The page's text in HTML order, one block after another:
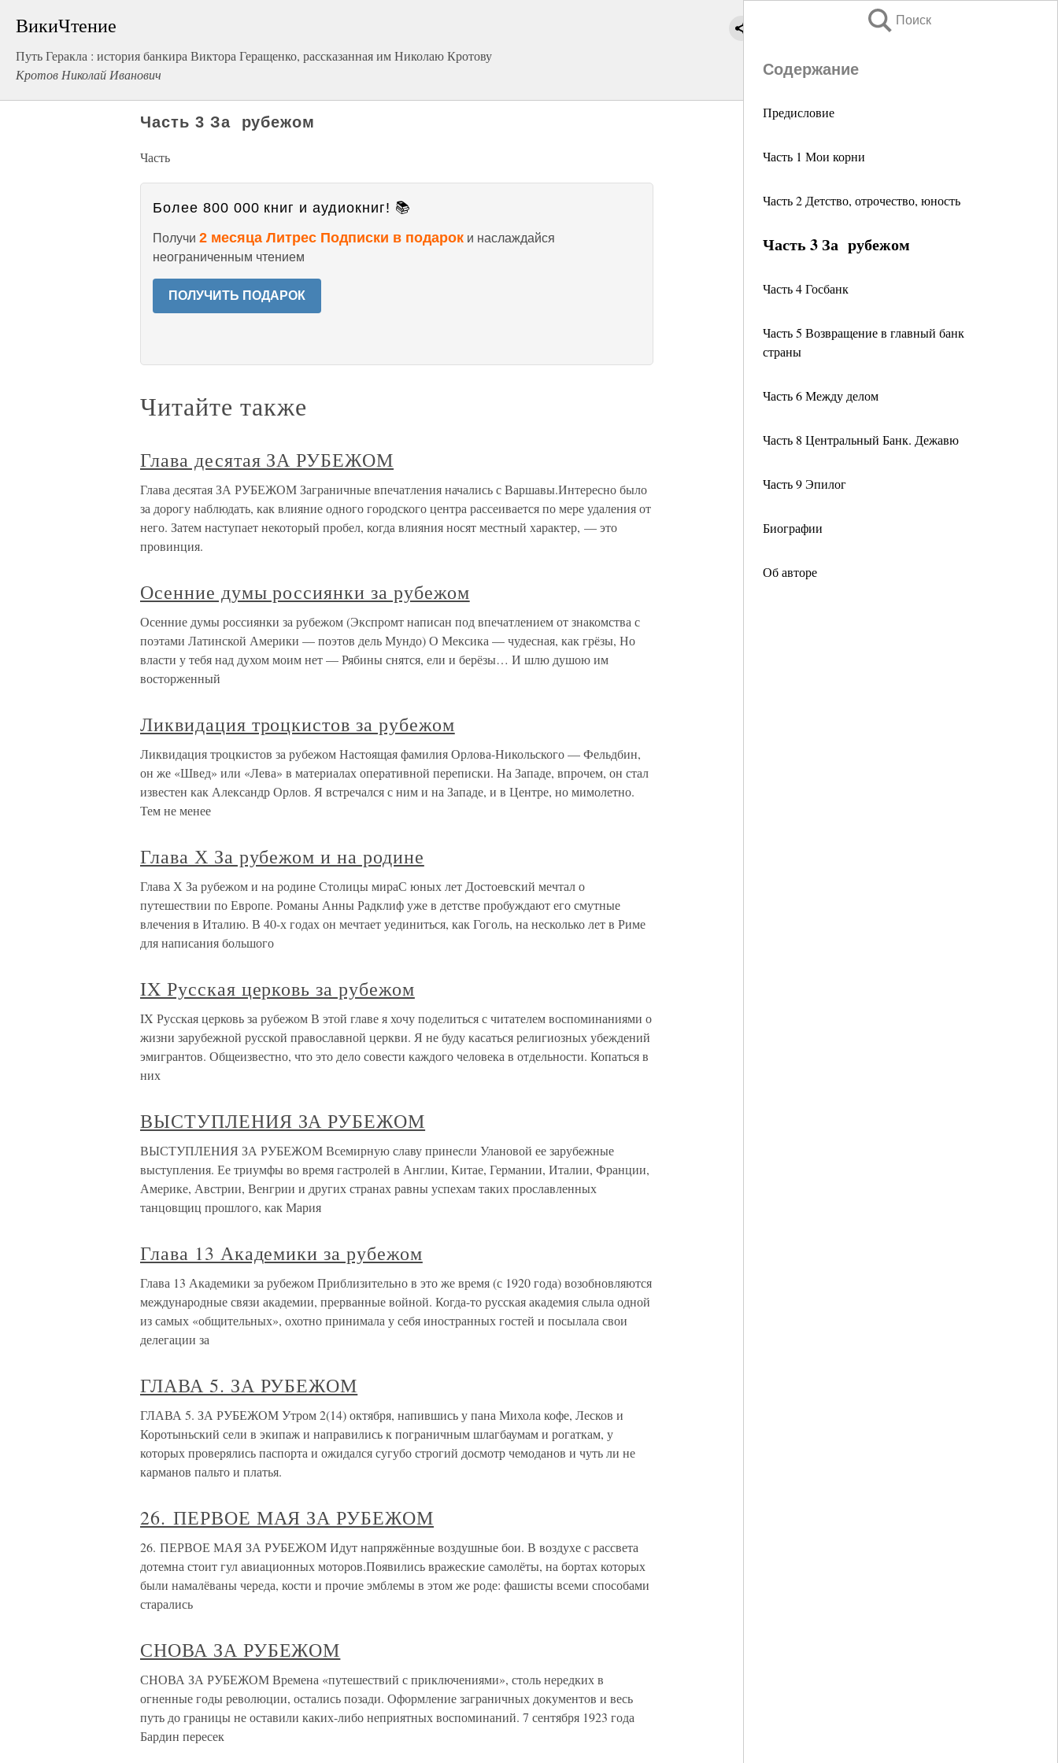
ВикиЧтение
Путь Геракла : история банкира Виктора Геращенко, рассказанная им Николаю Кротову
Кротов Николай Иванович
Поиск
Содержание
Предисловие
Часть 1 Мои корни
Часть 2 Детство, отрочество, юность
Часть 3 За рубежом
Часть 4 Госбанк
Часть 5 Возвращение в главный банк
страны
Часть 6 Между делом
Часть 8 Центральный Банк. Дежавю
Часть 9 Эпилог
Биографии
Об авторе
Часть 3 За рубежом
Часть
Более 800 000 книг и аудиокниг! 📚
Получи 2 месяца Литрес Подписки в подарок и наслаждайся
неограниченным чтением
ПОЛУЧИТЬ ПОДАРОК
Читайте также
Глава десятая ЗА РУБЕЖОМ
Глава десятая ЗА РУБЕЖОМ Заграничные впечатления начались с Варшавы.Интересно было
за дорогу наблюдать, как влияние одного городского центра рассеивается по мере удаления от
него. Затем наступает некоторый пробел, когда влияния носят местный характер, — это
провинция.
Осенние думы россиянки за рубежом
Осенние думы россиянки за рубежом (Экспромт написан под впечатлением от знакомства с
поэтами Латинской Америки — поэтов дель Мундо) О Мексика — чудесная, как грёзы, Но
власти у тебя над духом моим нет — Рябины снятся, ели и берёзы… И шлю душою им
восторженный
Ликвидация троцкистов за рубежом
Ликвидация троцкистов за рубежом Настоящая фамилия Орлова-Никольского — Фельдбин,
он же «Швед» или «Лева» в материалах оперативной переписки. На Западе, впрочем, он стал
известен как Александр Орлов. Я встречался с ним и на Западе, и в Центре, но мимолетно.
Тем не менее
Глава Х За рубежом и на родине
Глава Х За рубежом и на родине Столицы мираС юных лет Достоевский мечтал о
путешествии по Европе. Романы Анны Радклиф уже в детстве пробуждают его смутные
влечения в Италию. В 40-х годах он мечтает уединиться, как Гоголь, на несколько лет в Риме
для написания большого
IX Русская церковь за рубежом
IX Русская церковь за рубежом В этой главе я хочу поделиться с читателем воспоминаниями о
жизни зарубежной русской православной церкви. Я не буду касаться религиозных убеждений
эмигрантов. Общеизвестно, что это дело совести каждого человека в отдельности. Копаться в
них
ВЫСТУПЛЕНИЯ ЗА РУБЕЖОМ
ВЫСТУПЛЕНИЯ ЗА РУБЕЖОМ Всемирную славу принесли Улановой ее зарубежные
выступления. Ее триумфы во время гастролей в Англии, Китае, Германии, Италии, Франции,
Америке, Австрии, Венгрии и других странах равны успехам таких прославленных
танцовщиц прошлого, как Мария
Глава 13 Академики за рубежом
Глава 13 Академики за рубежом Приблизительно в это же время (с 1920 года) возобновляются
международные связи академии, прерванные войной. Когда-то русская академия слыла одной
из самых «общительных», охотно принимала у себя иностранных гостей и посылала свои
делегации за
ГЛАВА 5. ЗА РУБЕЖОМ
ГЛАВА 5. ЗА РУБЕЖОМ Утром 2(14) октября, напившись у пана Михола кофе, Лесков и
Коротыньский сели в экипаж и направились к пограничным шлагбаумам и рогаткам, у
которых проверялись паспорта и ожидался сугубо строгий досмотр чемоданов и чуть ли не
карманов пальто и платья.
26. ПЕРВОЕ МАЯ ЗА РУБЕЖОМ
26. ПЕРВОЕ МАЯ ЗА РУБЕЖОМ Идут напряжённые воздушные бои. В воздухе с рассвета
дотемна стоит гул авиационных моторов.Появились вражеские самолёты, на бортах которых
были намалёваны череда, кости и прочие эмблемы в этом же роде: фашисты всеми способами
старались
СНОВА ЗА РУБЕЖОМ
СНОВА ЗА РУБЕЖОМ Времена «путешествий с приключениями», столь нередких в
огненные годы революции, остались позади. Оформление заграничных документов и весь
путь до границы не оставили каких-либо неприятных воспоминаний. 7 сентября 1923 года
Бардин пересек